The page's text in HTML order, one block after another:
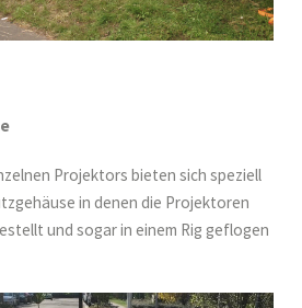
Projektors bieten sich speziell
in denen die Projektoren
und sogar in einem Rig geflogen